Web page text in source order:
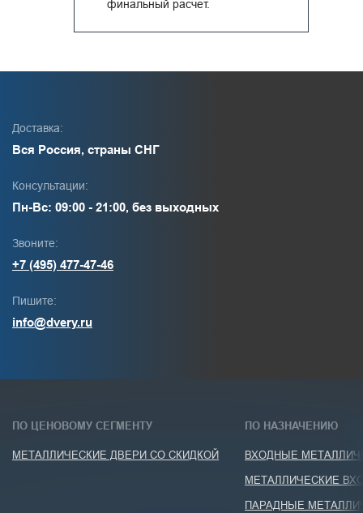
финальный расчет.
Доставка:
Вся Россия, страны СНГ
Консультации:
Пн-Вс: 09:00 - 21:00, без выходных
Звоните:
+7 (495) 477-47-46
Пишите:
info@dvery.ru
ПО ЦЕНОВОМУ СЕГМЕНТУ
МЕТАЛЛИЧЕСКИЕ ДВЕРИ СО СКИДКОЙ
ПО НАЗНАЧЕНИЮ
ВХОДНЫЕ
МЕТАЛЛИЧЕСКИЕ
ПАРАДНЫЕ